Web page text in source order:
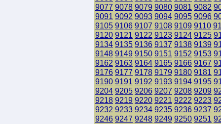
9077 9078 9079 9080 9081 9082
9091 9092 9093 9094 9095 9096
9105 9106 9107 9108 9109 9110
9120 9121 9122 9123 9124 9125
9134 9135 9136 9137 9138 9139
9148 9149 9150 9151 9152 9153
9162 9163 9164 9165 9166 9167
9176 9177 9178 9179 9180 9181
9190 9191 9192 9193 9194 9195
9204 9205 9206 9207 9208 9209
9218 9219 9220 9221 9222 9223
9232 9233 9234 9235 9236 9237
9246 9247 9248 9249 9250 9251